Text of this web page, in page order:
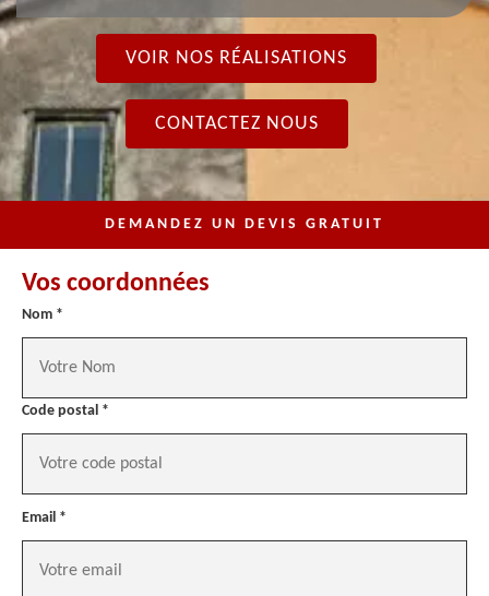
VOIR NOS RÉALISATIONS
CONTACTEZ NOUS
DEMANDEZ UN DEVIS GRATUIT
Vos coordonnées
Nom *
Code postal *
Email *